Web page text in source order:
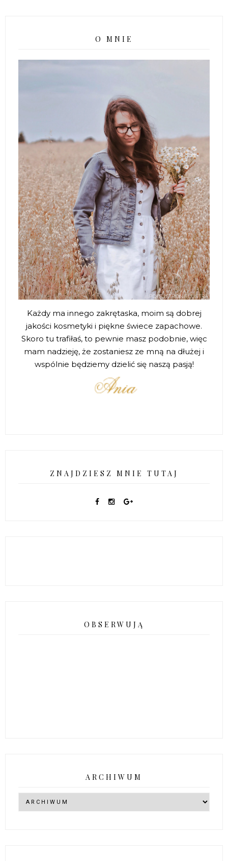
O MNIE
Każdy ma innego zakrętaska, moim są dobrej
jakości kosmetyki i piękne świece zapachowe.
Skoro tu trafiłaś, to pewnie masz podobnie, więc
mam nadzieję, że zostaniesz ze mną na dłużej i
wspólnie będziemy dzielić się naszą pasją!
ZNAJDZIESZ MNIE TUTAJ
OBSERWUJĄ
ARCHIWUM